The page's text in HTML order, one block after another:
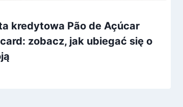
kredytowa Pão de Açúcar
zobacz, jak ubiegać się o